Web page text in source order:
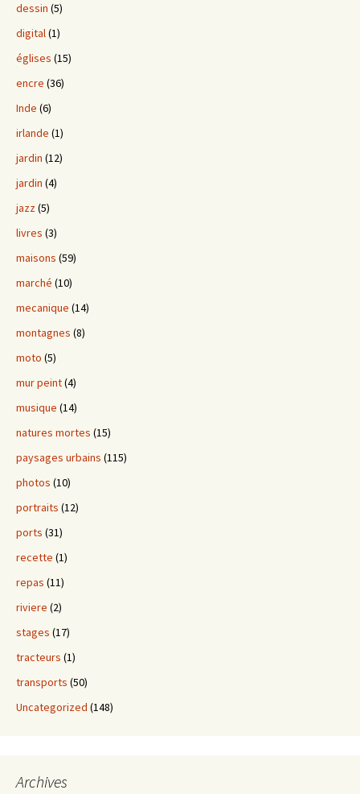
dessin (5)
digital(1)
églises (15)
encre (36)
Inde (6)
irlande (1)
jardin (12)
jardin (4)
jazz(5)
livres (3)
maisons (59)
marché (10)
mecanique (14)
montagnes (8)
moto (5)
mur peint(4)
musique (14)
natures mortes (15)
paysages urbains (115)
photos (10)
portraits (12)
ports (31)
recette (1)
repas (11)
riviere (2)
stages (17)
tracteurs (1)
transports (50)
Uncategorized (148)
Archives